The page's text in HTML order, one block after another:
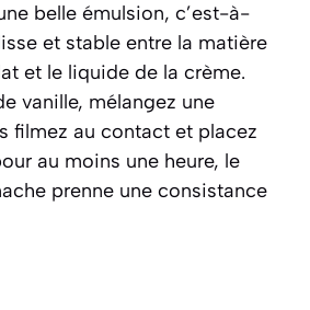
belle émulsion, c’est-à-
et stable entre la matière
et le liquide de la crème.
vanille, mélangez une
filmez au contact et placez
au moins une heure, le
prenne une consistance